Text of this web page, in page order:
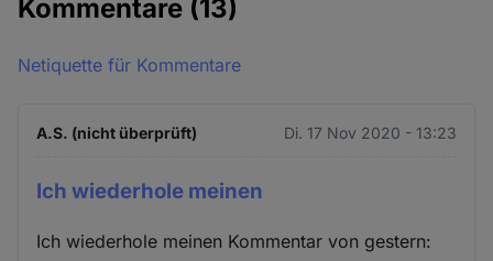
Kommentare (13)
Netiquette für Kommentare
A.S. (nicht überprüft) Di. 17 Nov 2020 - 13:23
Ich wiederhole meinen
Ich wiederhole meinen Kommentar von gestern: